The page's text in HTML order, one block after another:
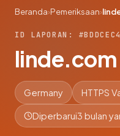
Beranda›Pemeriksaan›
ID LAPORAN:
linde.com
Germany HTTPS
Diperbarui3 bulan